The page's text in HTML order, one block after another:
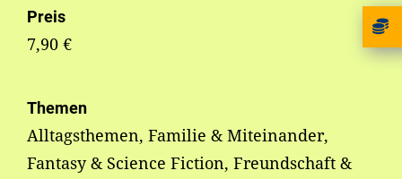
Preis
7,90 €
Themen
Alltagsthemen, Familie & Miteinander,
Fantasy & Science Fiction, Freundschaft &